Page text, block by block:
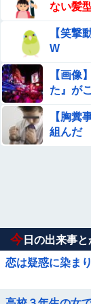
ない髪
【笑撃
W
【画像
た』が
【胸糞
組んだ
今 日の出来事と
恋は疑惑に染ま